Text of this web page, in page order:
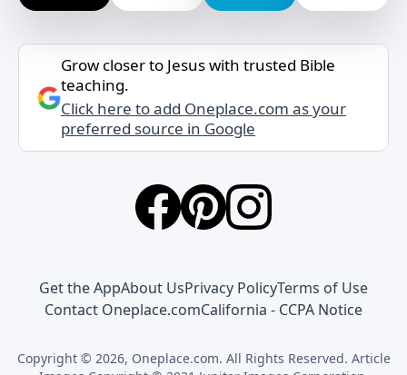
Grow closer to Jesus with trusted Bible
teaching.
Click here to add Oneplace.com as your
preferred source in Google
Get the AppAbout UsPrivacy PolicyTerms of Use
Contact Oneplace.comCalifornia - CCPA Notice
Copyright © 2026, Oneplace.com. All Rights Reserved. Article